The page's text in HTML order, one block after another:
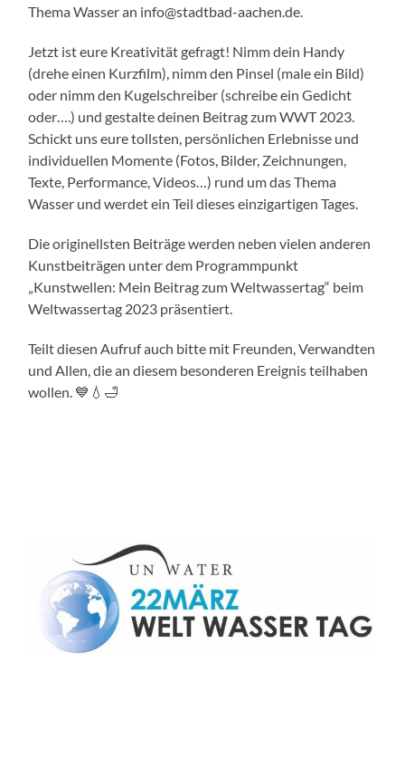
Thema Wasser an info@stadtbad-aachen.de.
Jetzt ist eure Kreativität gefragt! Nimm dein Handy
(drehe einen Kurzfilm), nimm den Pinsel (male ein Bild)
oder nimm den Kugelschreiber (schreibe ein Gedicht
oder….) und gestalte deinen Beitrag zum WWT 2023.
Schickt uns eure tollsten, persönlichen Erlebnisse und
individuellen Momente (Fotos, Bilder, Zeichnungen,
Texte, Performance, Videos…) rund um das Thema
Wasser und werdet ein Teil dieses einzigartigen Tages.
Die originellsten Beiträge werden neben vielen anderen
Kunstbeiträgen unter dem Programmpunkt
„Kunstwellen: Mein Beitrag zum Weltwassertag“ beim
Weltwassertag 2023 präsentiert.
Teilt diesen Aufruf auch bitte mit Freunden, Verwandten
und Allen, die an diesem besonderen Ereignis teilhaben
wollen. 💙💧🛁